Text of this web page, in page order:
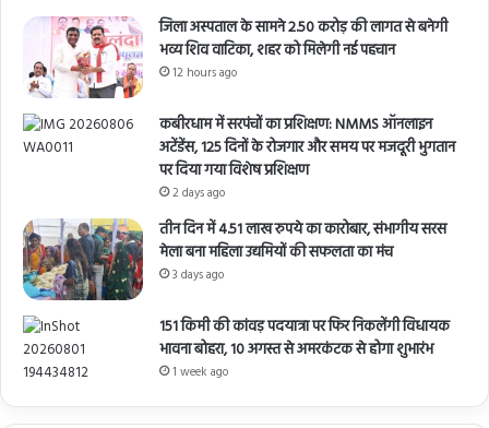
जिला अस्पताल के सामने 2.50 करोड़ की लागत से बनेगी
भव्य शिव वाटिका, शहर को मिलेगी नई पहचान
12 hours ago
कबीरधाम में सरपंचों का प्रशिक्षण: NMMS ऑनलाइन
अटेंडेंस, 125 दिनों के रोजगार और समय पर मजदूरी भुगतान
पर दिया गया विशेष प्रशिक्षण
2 days ago
तीन दिन में 4.51 लाख रुपये का कारोबार, संभागीय सरस
मेला बना महिला उद्यमियों की सफलता का मंच
3 days ago
151 किमी की कांवड़ पदयात्रा पर फिर निकलेंगी विधायक
भावना बोहरा, 10 अगस्त से अमरकंटक से होगा शुभारंभ
1 week ago